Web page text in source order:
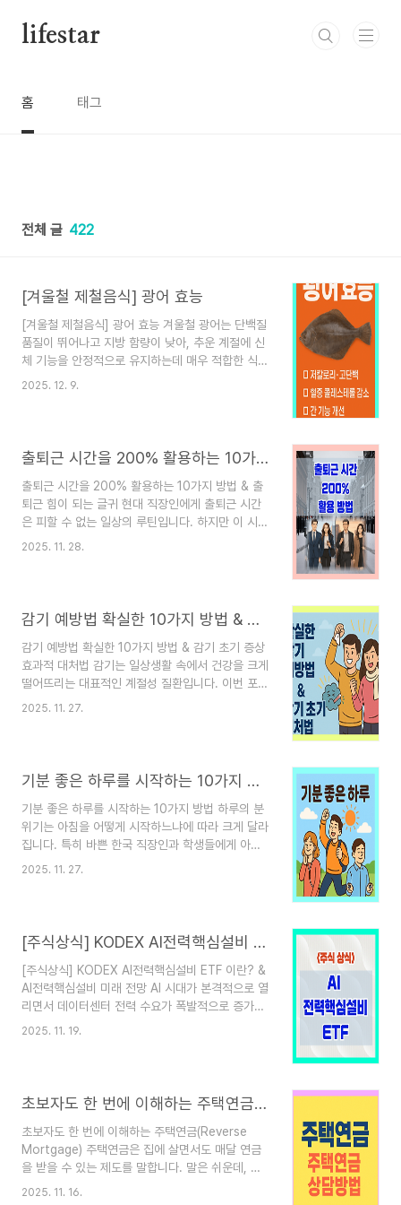
lifestar
홈 태그
전체 글 422
[겨울철 제철음식] 광어 효능
[겨울철 제철음식] 광어 효능 겨울철 광어는 단백질
품질이 뛰어나고 지방 함량이 낮아, 추운 계절에 신
체 기능을 안정적으로 유지하는데 매우 적합한 식품
입니다. 특히 광어는 근육 유지, 혈액순환 개선, 피
지고 활동량이 줄면서 기초 체력과 면역력이 떨어지
기 쉬운데, 광어는 이러한 계절적 변화에 맞춰 섭취
하기 좋은 기능성 식품이라고 할 수 있습니다. 우선,
광어의 가장 두드러진 특징은 고단백질·저지방 구조
입니다. 겨울에는 신체가 체온을 유지하기 위해 더
많은 에너지를 소모하게 되는데, 이때 단백질 섭취
2025. 12. 9.
출퇴근 시간을 200% 활용하는 10가지 방법 & 출퇴근 힘이 되는 글귀
출퇴근 시간을 200% 활용하는 10가지 방법 & 출
퇴근 힘이 되는 글귀 현대 직장인에게 출퇴근 시간
은 피할 수 없는 일상의 루틴입니다. 하지만 이 시간
을 어떻게 쓰느냐에 따라 하루의 생산성과 삶의 만
다. 이번 포스티에서는 출퇴근을 잘 활용하는 방법
에 대해 알아보겠습니다. 1. 하루를 정리하는 '마음
워밍업 루틴' 만들기출근실은 단순히 이동이 아니라
하루를 줄비하는 정신적 예열 시간입니다. 특히 아
침마다 정신없이 시간을 보낸다면 다음 루틴을 실천
해 보세요.[실천 방법]오늘 꼭 해야 할 일 1~3개를
2025. 11. 28.
감기 예방법 확실한 10가지 방법 & 감기 초기 증상 효과적 대처법
감기 예방법 확실한 10가지 방법 & 감기 초기 증상
효과적 대처법 감기는 일상생활 속에서 건강을 크게
떨어뜨리는 대표적인 계절성 질환입니다. 이번 포스
팅에서는 감기 예방법의 실천에 관한 내용입니다.
만 전체 습도를 높이기보다, 특정 공간의 건조함을
잡는 것이 더 효과적이라는 사실을 아시는 분은 많
지 않습니다. 실내 전체 습도는 40~50% 유지특히
건조가 심한 곳인,- 침대 머리맡- 난방기 바로 앞-
주방 싱크대 주변- 컴퓨터 책상등의 '미세건조 지
점'을 별도로 측정해 습도 조절기 혹은 미니 가습기
2025. 11. 27.
기분 좋은 하루를 시작하는 10가지 방법
기분 좋은 하루를 시작하는 10가지 방법 하루의 분
위기는 아침을 어떻게 시작하느냐에 따라 크게 달라
집니다. 특히 바쁜 한국 직장인과 학생들에게 아침
루틴은 생산성과 감정 상태를 좌우하는 중요한 요소
듬이 안정되면서 하루 전체의 에너지가 높아집니다.
특히 평일과 주말의 기상 시간을 지나치게 차이 나
게 하지 않는 것이 핵심입니다. 규칙적인 기상 시간
은 수면의 질을 높이고 아침 피로감을 줄이는 데 큰
도움이 됩니다.2. 가벼운 스트레칭으로 몸 깨우기잠
에서 깨어난 직후에는 혈액순환이 둔해져 있기 때문
2025. 11. 27.
[주식상식] KODEX AI전력핵심설비 ETF 이란? & AI전력핵심설비 미래전망
[주식상식] KODEX AI전력핵심설비 ETF 이란? &
AI전력핵심설비 미래 전망 AI 시대가 본격적으로 열
리면서 데이터센터 전력 수요가 폭발적으로 증가하
고 있습니다. 그와 동시에 전력 설비 기업들의 매출
인프라 테마 ETF 중 하나입니다. 이번 포스팅에서
는 이 ETF가 무엇을 담고 있고, 왜 주목받는지, 그
리고 초보 투자자들이 어떤 점을 반드시 체크해야
하는지 그리고 AI전력핵심설비 미래 전망에 알아보
겠습니다. 1. KODEX AI전력핵심설비 ETF란 무엇
인가?KODEX AI전력핵심설비 ETF는 AI 데이터센
2025. 11. 19.
초보자도 한 번에 이해하는 주택연금(Reverse Mortgage)
초보자도 한 번에 이해하는 주택연금(Reverse
Mortgage) 주택연금은 집에 살면서도 매달 연금
을 받을 수 있는 제도를 말합니다. 말은 쉬운데, 실
제로 가입 조건부터 절차, 여금액 계산까지 알아야
2025. 11. 16.